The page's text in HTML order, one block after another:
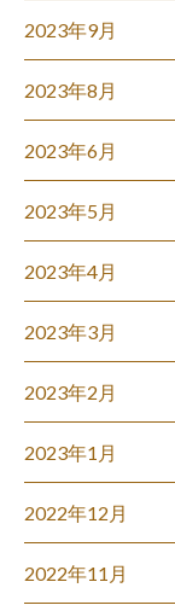
2023年9月
2023年8月
2023年6月
2023年5月
2023年4月
2023年3月
2023年2月
2023年1月
2022年12月
2022年11月